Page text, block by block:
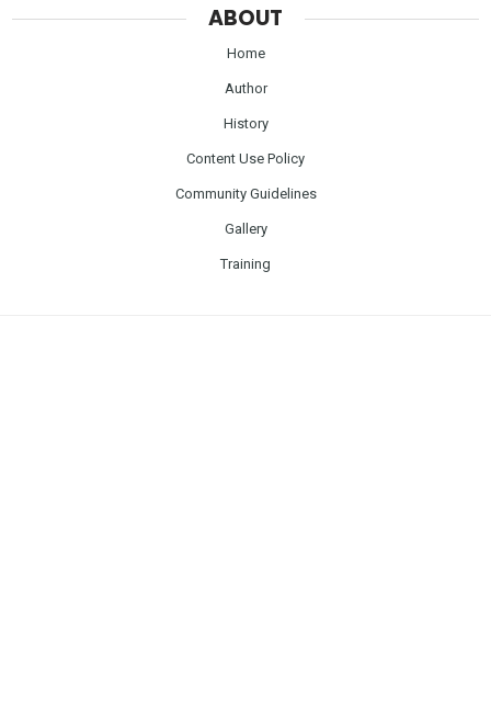
ABOUT
Home
Author
History
Content Use Policy
Community Guidelines
Gallery
Training